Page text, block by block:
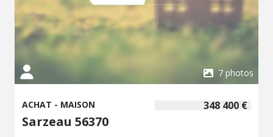
7 photos
348 400 €
ACHAT - MAISON
Sarzeau 56370